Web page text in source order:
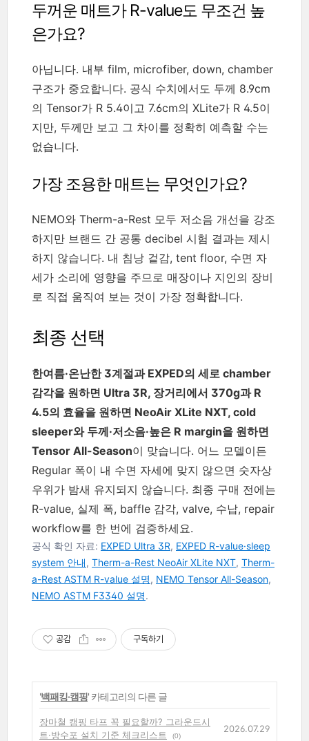
두꺼운 매트가 R-value도 무조건 높
은가요?
아닙니다. 내부 film, microfiber, down, chamber
구조가 중요합니다. 공식 수치에서도 두께 8.9cm
의 Tensor가 R 5.4이고 7.6cm의 XLite가 R 4.5이
지만, 두께만 보고 그 차이를 정확히 예측할 수는
없습니다.
가장 조용한 매트는 무엇인가요?
NEMO와 Therm-a-Rest 모두 저소음 개선을 강조
하지만 브랜드 간 공통 decibel 시험 결과는 제시
하지 않습니다. 내 침낭 겉감, tent floor, 수면 자
세가 소리에 영향을 주므로 매장이나 지인의 장비
로 직접 움직여 보는 것이 가장 정확합니다.
최종 선택
한여름·온난한 3계절과 EXPED의 세로 chamber
감각을 원하면 Ultra 3R, 장거리에서 370g과 R
4.5의 효율을 원하면 NeoAir XLite NXT, cold
sleeper와 두께·저소음·높은 R margin을 원하면
Tensor All-Season이 맞습니다. 어느 모델이든
Regular 폭이 내 수면 자세에 맞지 않으면 숫자상
우위가 밤새 유지되지 않습니다. 최종 구매 전에는
R-value, 실제 폭, baffle 감각, valve, 수납, repair
workflow를 한 번에 검증하세요.
공식 확인 자료: EXPED Ultra 3R, EXPED R-value·sleep
system 안내, Therm-a-Rest NeoAir XLite NXT, Therm-
a-Rest ASTM R-value 설명, NEMO Tensor All-Season,
NEMO ASTM F3340 설명.
공감 구독하기
'백패킹·캠핑' 카테고리의 다른 글
장마철 캠핑 타프 꼭 필요할까? 그라운드시
트·방수포 설치 기준 체크리스트
(0)
2026.07.29